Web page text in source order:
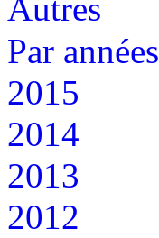
Autres
Par années
2015
2014
2013
2012